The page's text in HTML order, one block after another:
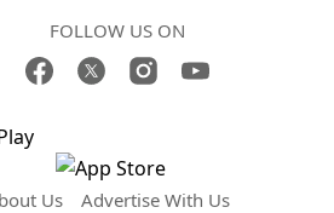
FOLLOW US ON
Us
Advertise With Us